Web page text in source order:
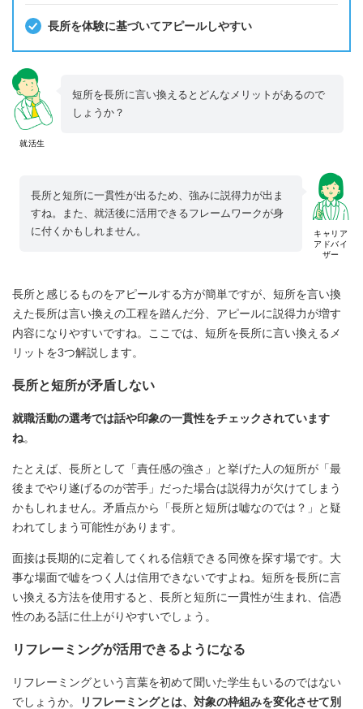
長所を体験に基づいてアピールしやすい
就活生
短所を長所に言い換えるとどんなメリットがあるので
しょうか？
キャリア
アドバイ
ザー
長所と短所に一貫性が出るため、強みに説得力が出ま
すね。また、就活後に活用できるフレームワークが身
に付くかもしれません。
長所と感じるものをアピールする方が簡単ですが、短所を言い換
えた長所は言い換えの工程を踏んだ分、アピールに説得力が増す
内容になりやすいですね。ここでは、短所を長所に言い換えるメ
リットを3つ解説します。
長所と短所が矛盾しない
就職活動の選考では話や印象の一貫性をチェックされています
ね。
たとえば、長所として「責任感の強さ」と挙げた人の短所が「最
後までやり遂げるのが苦手」だった場合は説得力が欠けてしまう
かもしれません。矛盾点から「長所と短所は嘘なのでは？」と疑
われてしまう可能性があります。
面接は長期的に定着してくれる信頼できる同僚を探す場です。大
事な場面で嘘をつく人は信用できないですよね。短所を長所に言
い換える方法を使用すると、長所と短所に一貫性が生まれ、信憑
性のある話に仕上がりやすいでしょう。
リフレーミングが活用できるようになる
リフレーミングという言葉を初めて聞いた学生もいるのではない
でしょうか。
リフレーミングとは、対象の枠組みを変化させて別